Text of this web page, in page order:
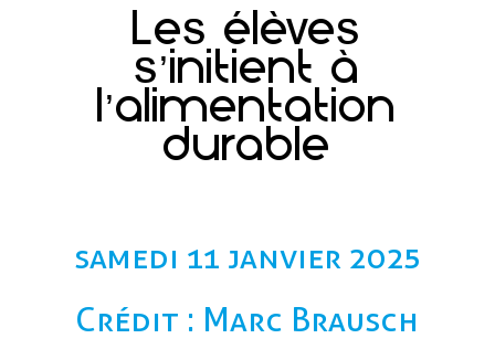
Les élèves
s’initient à
l’alimentation
durable
samedi 11 janvier 2025
Crédit : Marc Brausch